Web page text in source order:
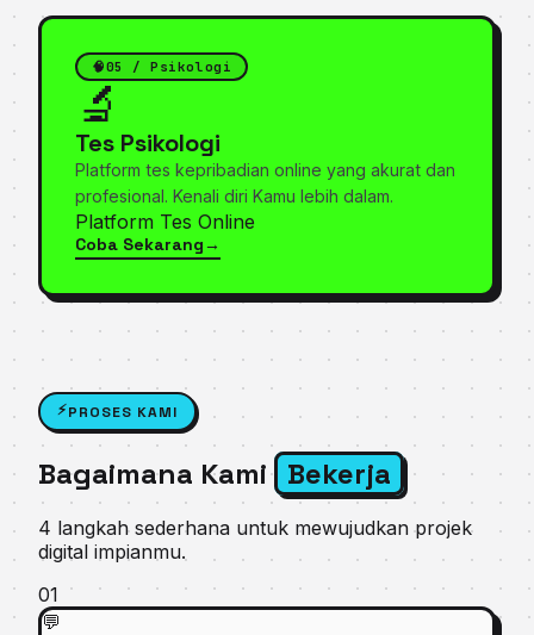
🧠05 / Psikologi
🔬
Tes Psikologi
Platform tes kepribadian online yang akurat dan
profesional. Kenali diri Kamu lebih dalam.
Platform Tes Online
Coba Sekarang
Tes Psikologi →
⚡PROSES KAMI
Bagaimana Kami Bekerja
4 langkah sederhana untuk mewujudkan projek
digital impianmu.
01
💬